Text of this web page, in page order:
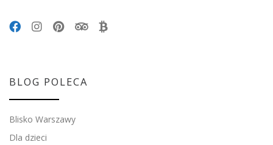
BLOG POLECA
Blisko Warszawy
Dla dzieci